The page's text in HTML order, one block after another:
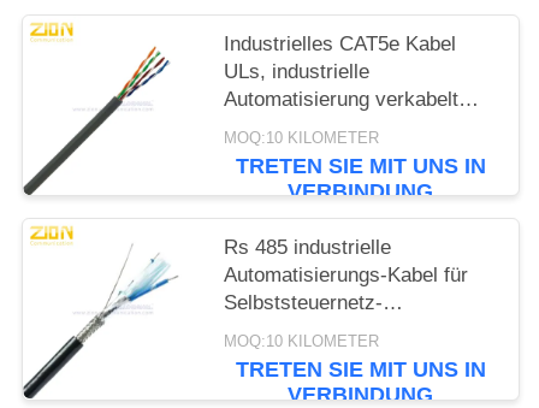
Industrielles CAT5e Kabel
ULs, industrielle
Automatisierung verkabelt
graue Jacke
MOQ:10 KILOMETER
TRETEN SIE MIT UNS IN
VERBINDUNG
Rs 485 industrielle
Automatisierungs-Kabel für
Selbststeuernetz-
Kommunikation des
Gebäudes
MOQ:10 KILOMETER
TRETEN SIE MIT UNS IN
VERBINDUNG